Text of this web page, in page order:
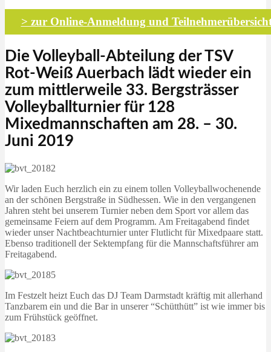
> zur Online-Anmeldung und
Die Volleyball-Abteilung der TSV
Rot-Weiß Auerbach lädt wieder ein
zum mittlerweile 33. Bergsträsser
Volleyballturnier für 128
Mixedmannschaften am 28. – 30.
Juni 2019
Wir laden Euch herzlich ein zu einem tollen Volleyballwochenende
an der schönen Bergstraße in Südhessen. Wie in den vergangenen
Jahren steht bei unserem Turnier neben dem Sport vor allem das
gemeinsame Feiern auf dem Programm. Am Freitagabend findet
wieder unser Nachtbeachturnier unter Flutlicht für Mixedpaare statt.
Ebenso traditionell der Sektempfang für die Mannschaftsführer am
Freitagabend.
Im Festzelt heizt Euch das DJ Team Darmstadt kräftig mit allerhand
Tanzbarem ein und die Bar in unserer “Schütthütt” ist wie immer bis
zum Frühstück geöffnet.